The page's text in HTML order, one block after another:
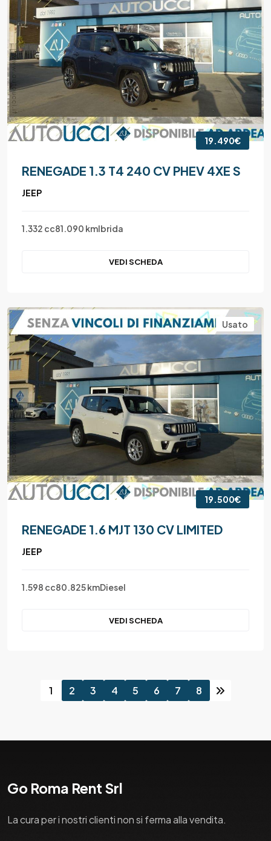
19.490€
RENEGADE 1.3 T4 240 CV PHEV 4XE S
JEEP
1.332 cc81.090 kmIbrida
VEDI SCHEDA
Usato
19.500€
RENEGADE 1.6 MJT 130 CV LIMITED
JEEP
1.598 cc80.825 kmDiesel
VEDI SCHEDA
1 2 3 4 5 6 7 8
Go Roma Rent Srl
La cura per i nostri clienti non si ferma alla vendita.